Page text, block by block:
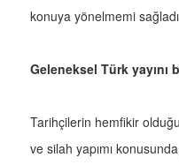
konuya yönelmemi
Geleneksel Türk yayını
Tarihçilerin hemfikir
ve silah yapımı